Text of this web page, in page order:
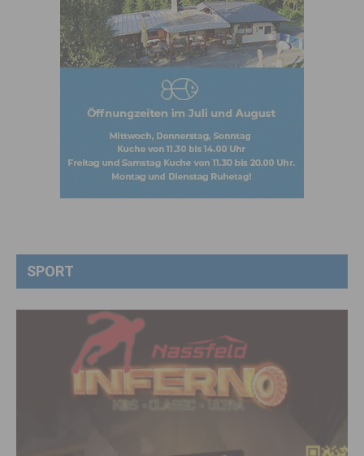
SPORT